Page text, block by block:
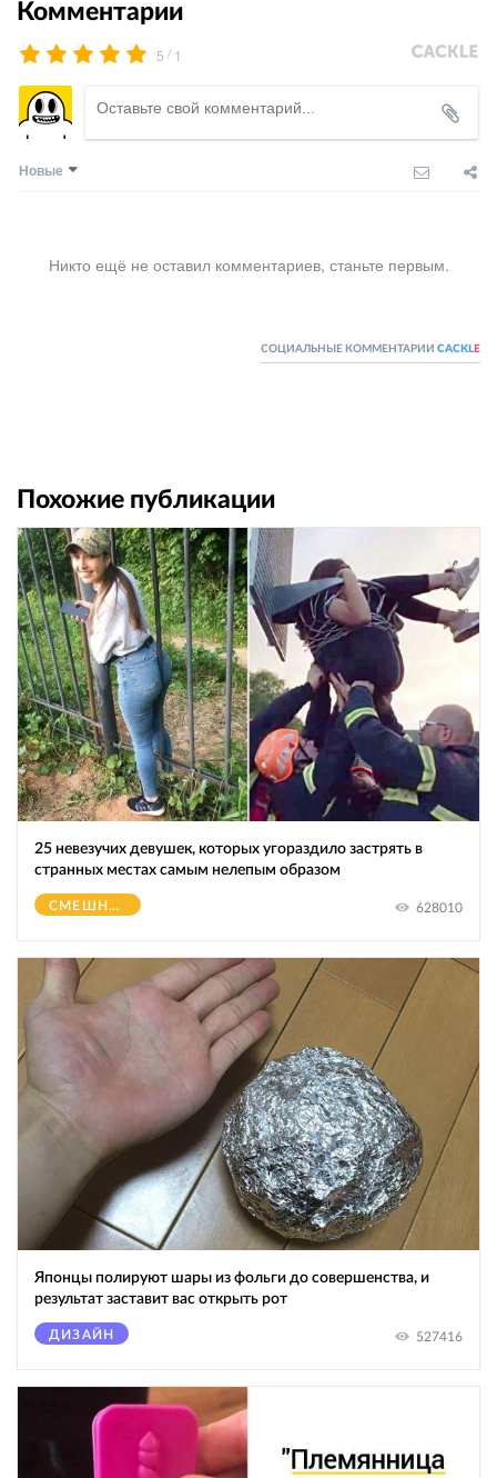
Комментарии
5 / 1
Новые
Никто ещё не оставил комментариев, станьте первым.
СОЦИАЛЬНЫЕ КОММЕНТАРИИ CACKL E
Похожие публикации
25 невезучих девушек, которых угораздило застрять в
странных местах самым нелепым образом
СМЕШНОЕ 628010
Японцы полируют шары из фольги до совершенства, и
результат заставит вас открыть рот
ДИЗАЙН 527416